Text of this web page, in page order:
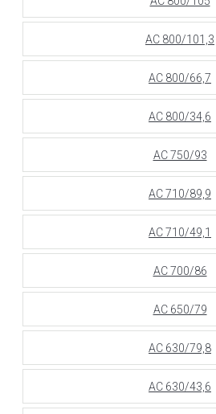
АС 800/101,3
АС 800/66,7
АС 800/34,6
АС 750/93
АС 710/89,9
АС 710/49,1
АС 700/86
АС 650/79
АС 630/79,8
АС 630/43,6